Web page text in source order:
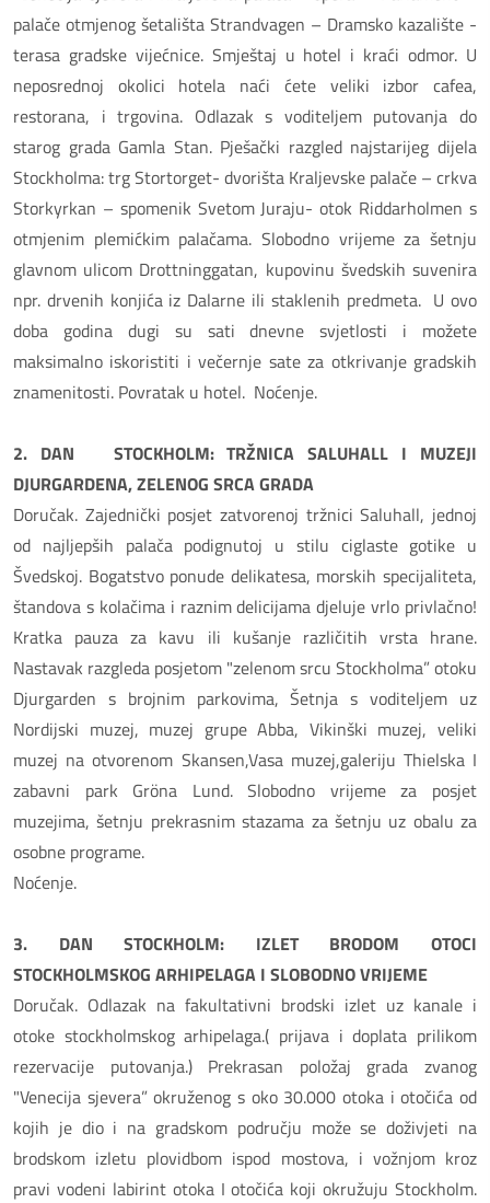
palače otmjenog šetališta Strandvagen – Dramsko kazalište -
terasa gradske vijećnice. Smještaj u hotel i kraći odmor. U
neposrednoj okolici hotela naći ćete veliki izbor cafea,
restorana, i trgovina. Odlazak s voditeljem putovanja do
starog grada Gamla Stan. Pješački razgled najstarijeg dijela
Stockholma: trg Stortorget- dvorišta Kraljevske palače – crkva
Storkyrkan – spomenik Svetom Juraju- otok Riddarholmen s
otmjenim plemićkim palačama. Slobodno vrijeme za šetnju
glavnom ulicom Drottninggatan, kupovinu švedskih suvenira
npr. drvenih konjića iz Dalarne ili staklenih predmeta. U ovo
doba godina dugi su sati dnevne svjetlosti i možete
maksimalno iskoristiti i večernje sate za otkrivanje gradskih
znamenitosti. Povratak u hotel. Noćenje.
2. DAN STOCKHOLM: TRŽNICA SALUHALL I MUZEJI
DJURGARDENA, ZELENOG SRCA GRADA
Doručak. Zajednički posjet zatvorenoj tržnici Saluhall, jednoj
od najljepših palača podignutoj u stilu ciglaste gotike u
Švedskoj. Bogatstvo ponude delikatesa, morskih specijaliteta,
štandova s kolačima i raznim delicijama djeluje vrlo privlačno!
Kratka pauza za kavu ili kušanje različitih vrsta hrane.
Nastavak razgleda posjetom "zelenom srcu Stockholma” otoku
Djurgarden s brojnim parkovima, Šetnja s voditeljem uz
Nordijski muzej, muzej grupe Abba, Vikinški muzej, veliki
muzej na otvorenom Skansen,Vasa muzej,galeriju Thielska I
zabavni park Gröna Lund. Slobodno vrijeme za posjet
muzejima, šetnju prekrasnim stazama za šetnju uz obalu za
osobne programe.
Noćenje.
3. DAN STOCKHOLM: IZLET BRODOM OTOCI
STOCKHOLMSKOG ARHIPELAGA I SLOBODNO VRIJEME
Doručak. Odlazak na fakultativni brodski izlet uz kanale i
otoke stockholmskog arhipelaga.( prijava i doplata prilikom
rezervacije putovanja.) Prekrasan položaj grada zvanog
"Venecija sjevera” okruženog s oko 30.000 otoka i otočića od
kojih je dio i na gradskom području može se doživjeti na
brodskom izletu plovidbom ispod mostova, i vožnjom kroz
pravi vodeni labirint otoka I otočića koji okružuju Stockholm.